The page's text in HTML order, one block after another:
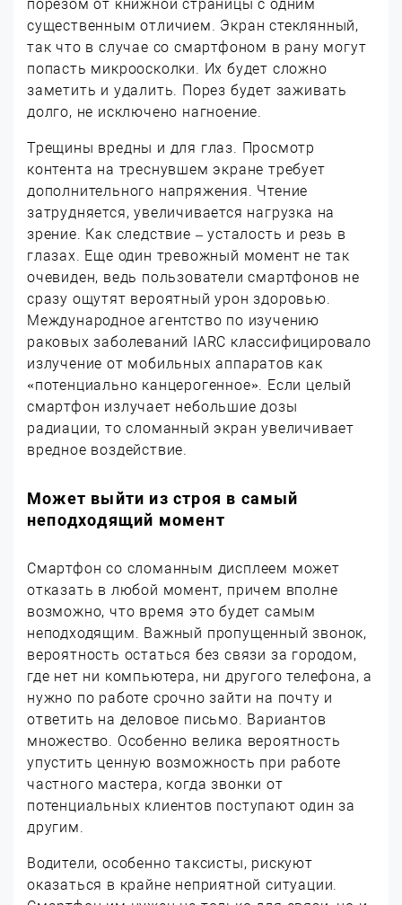
порезом от книжной страницы с одним
существенным отличием. Экран стеклянный,
так что в случае со смартфоном в рану могут
попасть микроосколки. Их будет сложно
заметить и удалить. Порез будет заживать
долго, не исключено нагноение.
Трещины вредны и для глаз. Просмотр
контента на треснувшем экране требует
дополнительного напряжения. Чтение
затрудняется, увеличивается нагрузка на
зрение. Как следствие – усталость и резь в
глазах. Еще один тревожный момент не так
очевиден, ведь пользователи смартфонов не
сразу ощутят вероятный урон здоровью.
Международное агентство по изучению
раковых заболеваний IARC классифицировало
излучение от мобильных аппаратов как
«потенциально канцерогенное». Если целый
смартфон излучает небольшие дозы
радиации, то сломанный экран увеличивает
вредное воздействие.
Может выйти из строя в самый
неподходящий момент
Смартфон со сломанным дисплеем может
отказать в любой момент, причем вполне
возможно, что время это будет самым
неподходящим. Важный пропущенный звонок,
вероятность остаться без связи за городом,
где нет ни компьютера, ни другого телефона, а
нужно по работе срочно зайти на почту и
ответить на деловое письмо. Вариантов
множество. Особенно велика вероятность
упустить ценную возможность при работе
частного мастера, когда звонки от
потенциальных клиентов поступают один за
другим.
Водители, особенно таксисты, рискуют
оказаться в крайне неприятной ситуации.